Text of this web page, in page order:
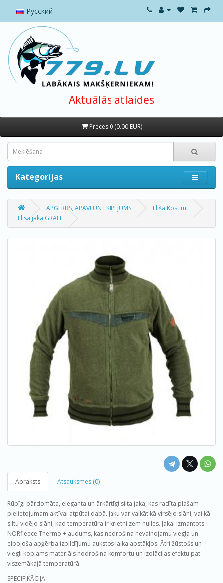
Русский
Aktuālās atlaides
Preces 0 (0.00 EUR)
Kategorijas
APĢĒRBS, APAVI UN EKIPĒJUMS
Flīša Kostīmi
Flīsa jaka GRAFF
Apraksts Atsauksmes (0)
Rūpīgi pārdomāta, eleganta un ārkārtīgi silta jaka, kas radīta plašam
pielietojumam aktīvai atpūtai dabā. Jaku var valkāt kā virsējo slāni, vai kā
siltu vidējo slāni, kad temperatūra ir krietni zem nulles. Jakai izmantots
NORfleece Thermo + audums, kas nodrošina nevainojamu viegla un
elpojoša apģērba izpildījumu aukstos laika apstākļos. Ātri žūstošs un
viegli kopjams materiāls nodrošina komfortu un izolācijas efektu pat
viszemākajā temperatūrā.
SPECIFIKĀCIJA: